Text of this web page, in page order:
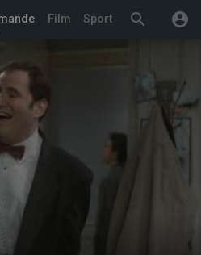
search account_circle
Film Sport